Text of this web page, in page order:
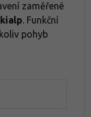
zaměřené
. Funkční
pohyb